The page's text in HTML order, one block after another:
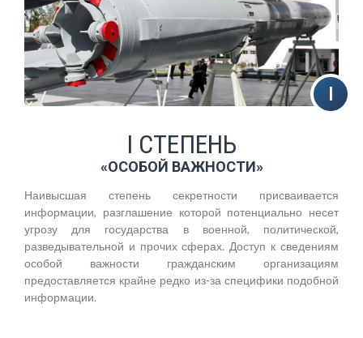
I СТЕПЕНЬ
«ОСОБОЙ ВАЖНОСТИ»
Наивысшая степень секретности присваивается
информации, разглашение которой потенциально несет
угрозу для государства в военной, политической,
разведывательной и прочих сферах. Доступ к сведениям
особой важности гражданским организациям
предоставляется крайне редко из-за специфики подобной
информации.